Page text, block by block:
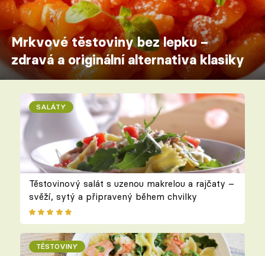
Mrkvové těstoviny bez lepku –
zdravá a originální alternativa klasiky
SALÁTY
Těstovinový salát s uzenou makrelou a rajčaty –
svěží, sytý a připravený během chvilky
TĚSTOVINY